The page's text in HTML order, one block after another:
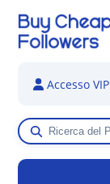
Accesso VIP